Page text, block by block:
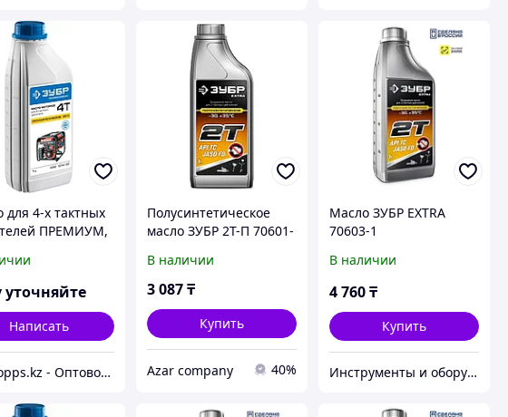
для 4-х тактных
ПРЕМИУМ,
уточняйте
Написать
ID Shopps.kz - Оптово-розничный Склад
Полусинтетическое
масло ЗУБР 2Т-П 70601-
В наличии
3 087 ₸
Купить
Azar company 40%
Масло ЗУБР EXTRA
70603-1
В наличии
4 760₸
Купить
Инструменты и оборудование StellarTrade